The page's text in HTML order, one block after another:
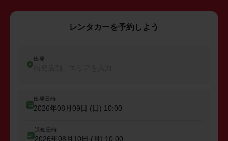
レンタカーを予約しよう
出発
出発日時
2026年08月09日 (日) 10:00
返却日時
2026年08月10日 (月) 10:00